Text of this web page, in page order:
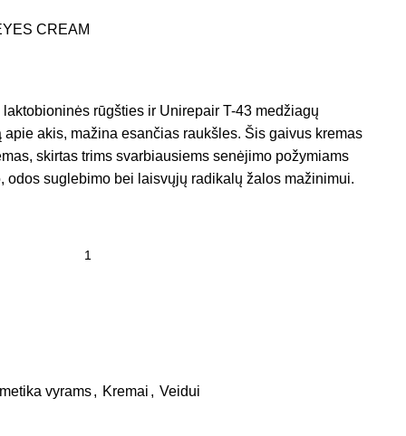
CREAM
rūgšties ir Unirepair T-43 medžiagų
akis, mažina esančias raukšles. Šis gaivus kremas
skirtas trims svarbiausiems senėjimo požymiams
odos suglebimo bei laisvųjų radikalų žalos mažinimui.
vyrams, Kremai , Veidui